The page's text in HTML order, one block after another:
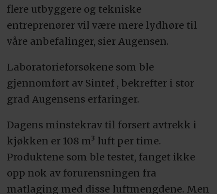
flere utbyggere og tekniske
entreprenører vil være mere lydhøre til
våre anbefalinger, sier Augensen.
Laboratorieforsøkene som ble
gjennomført av Sintef , bekrefter i stor
grad Augensens erfaringer.
Dagens minstekrav til forsert avtrekk i
kjøkken er 108 m³ luft per time.
Produktene som ble testet, fanget ikke
opp nok av forurensningen fra
matlaging med disse luftmengdene. Men